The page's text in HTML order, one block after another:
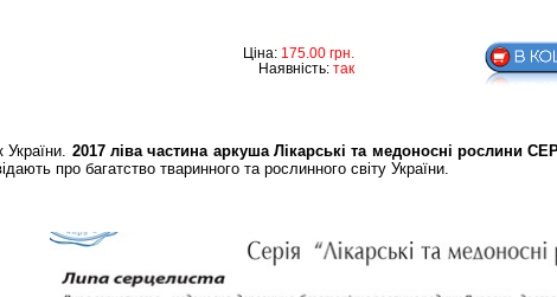
Ціна: 175.00 грн.
Наявність: так
2017 лiва частина аркуша Лiкарськi та медоноснi рослини
про багатство тваринного та рослинного світу України.